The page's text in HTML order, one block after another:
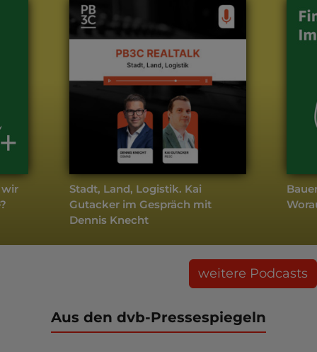
wir
Stadt, Land, Logistik. Kai
Gutacker im Gespräch mit
Dennis Knecht
weitere Podcasts
Aus den dvb-Pressespiegeln